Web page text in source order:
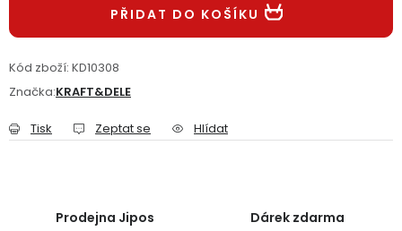
Obchodní podmínky Reklamační řád
PŘIDAT DO KOŠÍKU
Kód zboží: KD10308
Značka:KRAFT&DELE
Tisk Zeptat se Hlídat
Prodejna Jipos Dárek zdarma